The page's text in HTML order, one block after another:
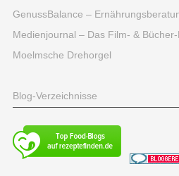
GenussBalance –
Medienjournal – Das Film- & Bücher-
Moelmsche Drehorgel
Blog-Verzeichnisse